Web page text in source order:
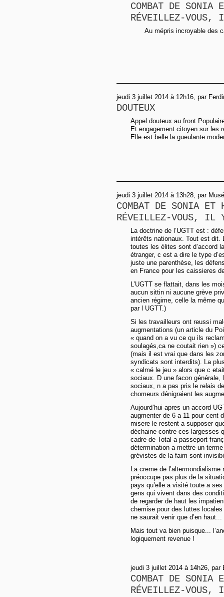
COMBAT DE SONIA
RÉVEILLEZ-
Au mépris incroyable des
jeudi 3 juillet 2014 à 12h16, par
DOUTEUX
Appel douteux au front
Et engagement citoyen sur les
Elle est belle la gueulante
jeudi 3 juillet 2014 à 13h28, par
COMBAT DE SONIA ET
RÉVEILLEZ-VOUS,
La doctrine de l’UGTT est :
intérêts nationaux. Tout est dit.
toutes les élites sont d’accord
étranger, c est a dire le type
juste une parenthèse, les
en France pour les caissieres
L’UGTT se flattait, dans les
aucun sittin ni aucune grève
ancien régime, celle la même
par l UGTT.)
Si les travailleurs ont reussi
augmentations (un article du
« quand on a vu ce qu ils
soulagés,ca ne coutait rien »)
(mais il est vrai que dans les
syndicats sont interdits). La
« calmé le jeu » alors que c
sociaux. D une facon générale,
sociaux, n a pas pris le relais
chomeurs dénigraient les
Aujourd’hui apres un accord
augmenter de 6 a 11 pour cent
misere le restent a supposer
déchaine contre ces largesses
cadre de Total a passeport
détermination a mettre un
grévistes de la faim sont
La creme de
préoccupe pas plus de la
pays qu’elle a visité toute a
gens qui vivent dans des
de regarder de haut les
chemise pour des luttes
ne saurait venir que d’en haut...
Mais tout va bien puisque...
logiquement revenue !
jeudi 3 juillet 2014 à 14h26, par
COMBAT DE SONIA
RÉVEILLEZ-